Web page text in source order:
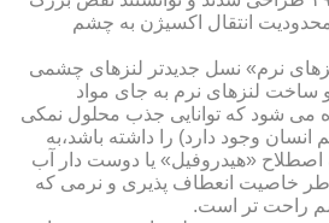
انتقال اکسیژن به چشم
نرم» نسل جدیدتر لنزهای چشمی
لنزهای نرم به جای مواد
می شود که توانایی جذب محلول نمکی
وجود دارد) را داشته باشد،به
اصطلاح «هیدروفیل» یا دوست دار آب
خاصیت انعطاف پذیری و نرمی که
راحت تر است.